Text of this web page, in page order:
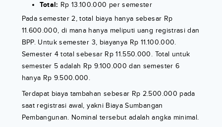
Total: Rp 13.100.000 per semester
Pada semester 2, total biaya hanya sebesar Rp
11.600.000, di mana hanya meliputi uang registrasi dan
BPP. Untuk semester 3, biayanya Rp 11.100.000.
Semester 4 total sebesar Rp 11.550.000. Total untuk
semester 5 adalah Rp 9.100.000 dan semester 6
hanya Rp 9.500.000.
Terdapat biaya tambahan sebesar Rp 2.500.000 pada
saat registrasi awal, yakni Biaya Sumbangan
Pembangunan. Nominal tersebut adalah angka minimal.